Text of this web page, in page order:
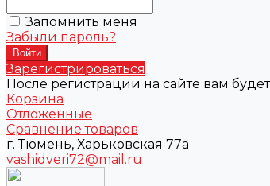
Запомнить меня
Забыли пароль?
Зарегистрироваться
После регистрации на сайте вам
Корзина
Отложенные
Сравнение товаров
г. Тюмень, Харьковская 77а
vashidveri72@mail.ru